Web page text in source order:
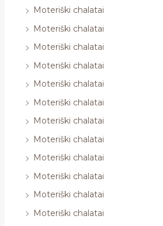
Moteriški chalatai
Moteriški chalatai
Moteriški chalatai
Moteriški chalatai
Moteriški chalatai
Moteriški chalatai
Moteriški chalatai
Moteriški chalatai
Moteriški chalatai
Moteriški chalatai
Moteriški chalatai
Moteriški chalatai